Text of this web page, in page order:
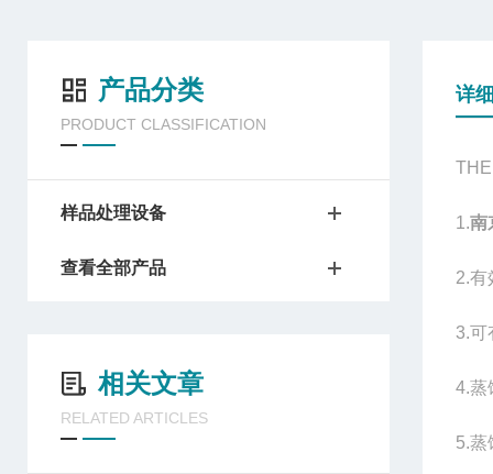
产品分类
PRODUCT CLASSIFICATION
样品处理设备
查看全部产品
相关文章
RELATED ARTICLES
详
1.南
2.有
3.可
4.蒸
5.蒸